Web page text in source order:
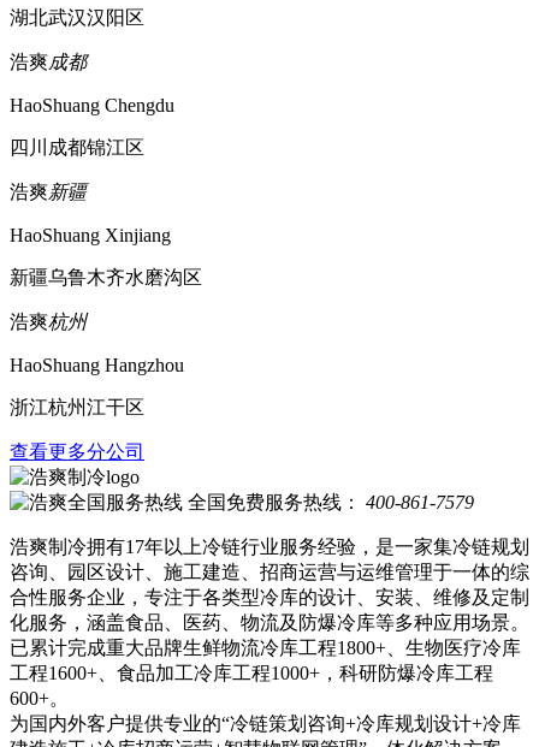
湖北武汉汉阳区
浩爽成都
HaoShuang Chengdu
四川成都锦江区
浩爽新疆
HaoShuang Xinjiang
新疆乌鲁木齐水磨沟区
浩爽杭州
HaoShuang Hangzhou
浙江杭州江干区
查看更多分公司
全国免费服务热线： 400-861-7579
浩爽制冷拥有17年以上冷链行业服务经验，是一家集冷链规划
咨询、园区设计、施工建造、招商运营与运维管理于一体的综
合性服务企业，专注于各类型冷库的设计、安装、维修及定制
化服务，涵盖食品、医药、物流及防爆冷库等多种应用场景。
已累计完成重大品牌生鲜物流冷库工程1800+、生物医疗冷库
工程1600+、食品加工冷库工程1000+，科研防爆冷库工程
600+。
为国内外客户提供专业的“冷链策划咨询+冷库规划设计+冷库